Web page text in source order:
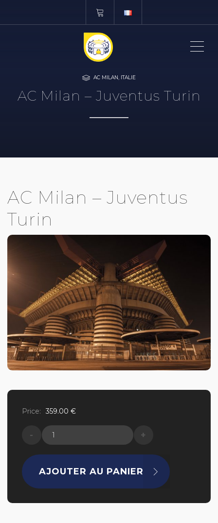
AC MILAN, ITALIE
AC Milan – Juventus Turin
AC Milan – Juventus
Turin
Price: 359.00 €
quantité
de
Milan
AJOUTER AU PANIER